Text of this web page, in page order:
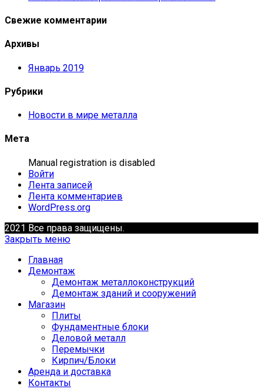
Свежие комментарии
Архивы
Январь 2019
Рубрики
Новости в мире металла
Мета
Manual registration is disabled
Войти
Лента записей
Лента комментариев
WordPress.org
2021 Все права защищены.
Закрыть меню
Главная
Демонтаж
Демонтаж металлоконструкций
Демонтаж зданий и сооружений
Магазин
Плиты
Фундаментные блоки
Деловой металл
Перемычки
Кирпич/Блоки
Аренда и доставка
Контакты